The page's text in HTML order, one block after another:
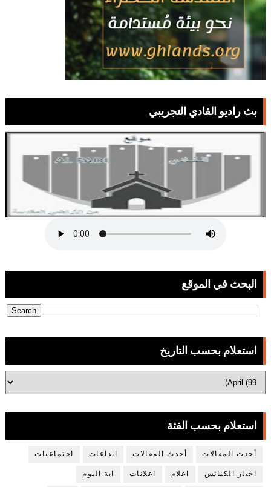
بث راديو الفادي التجريبي
البحث في الموقع
استعلام بحسب التاريخ
استعلام بحسب الفئة
أحدث المقالات أحدث المقالات ابداعات اجتماعيات
اخبار الكنائس اعلام اعلانات اية اليوم